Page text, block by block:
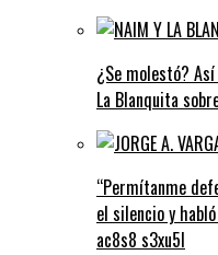
¿Se molestó?
La Blanquita
“Permítanme
el silencio y
ac8s8 s3xu5l